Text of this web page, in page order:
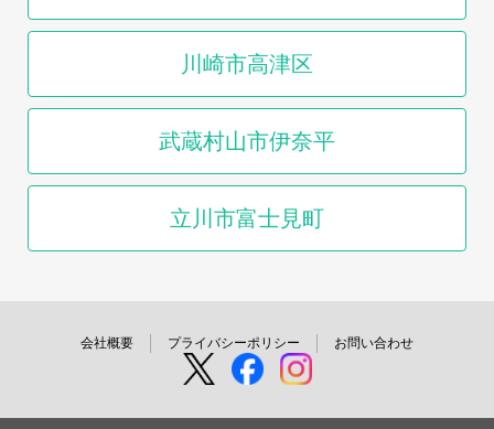
川崎市高津区
武蔵村山市伊奈平
立川市富士見町
会社概要 プライバシーポリシー お問い合わせ